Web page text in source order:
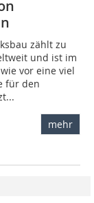
zählt zu
und ist im
vor eine viel
für den
mehr